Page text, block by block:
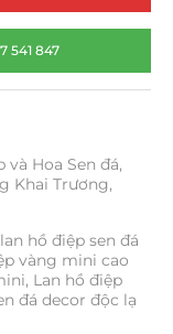
541 847
và Hoa Sen đá,
Khai Trương,
hồ điệp sen đá
vàng mini cao
, Lan hồ điệp
đá decor độc lạ